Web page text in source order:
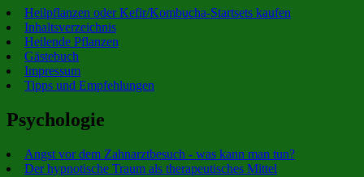
Heilpflanzen oder Kefir/Kombucha-Startsets kaufen
Inhaltsverzeichnis
Heilende Pflanzen
Gästebuch
Impressum
Tipps und Empfehlungen
Psychologie
Angst vor dem Zahnarztbesuch - was kann man tun?
Der hypnotische Traum als therapeutisches Mittel